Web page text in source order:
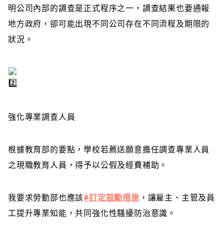
明公司內部的調查是正式程序之一，調查結果也要通報
地方政府，卻可能出現不同公司存在不同流程及期限的
狀況。
強化專業調查人員
根據教育部的要點，學校若薦送願意擔任調查專業人員
之現職教育人員，得予以公假及經費補助。
我要求勞動部也應該#訂定鼓勵措施 ，讓雇主、主管及員
工提升專業知能，共同強化性騷擾防治意識。